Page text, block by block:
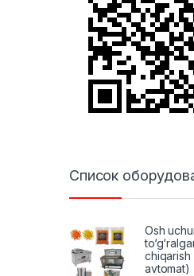
Список
Osh
chiqarish
avtomat)